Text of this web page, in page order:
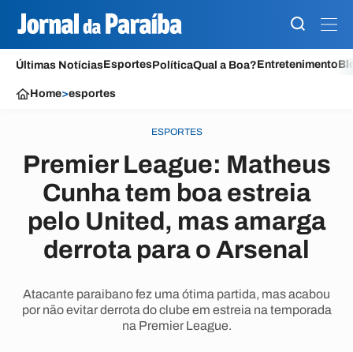
Últimas NotíciasEsportesPolíticaQual a Boa?Entretenimento
Home>esportes
ESPORTES
Premier League: Matheus
Cunha tem boa estreia
pelo United, mas amarga
derrota para o Arsenal
Atacante paraibano fez uma ótima partida, mas acabou
por não evitar derrota do clube em estreia na temporada
na Premier League.